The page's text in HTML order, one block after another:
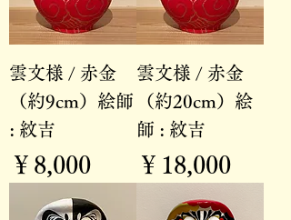
雲文様 / 赤金
（約9cm）絵師
: 紋吉
価格
￥8,000
雲文様 / 赤金
（約20cm）絵
師 : 紋吉
価格
￥18,000